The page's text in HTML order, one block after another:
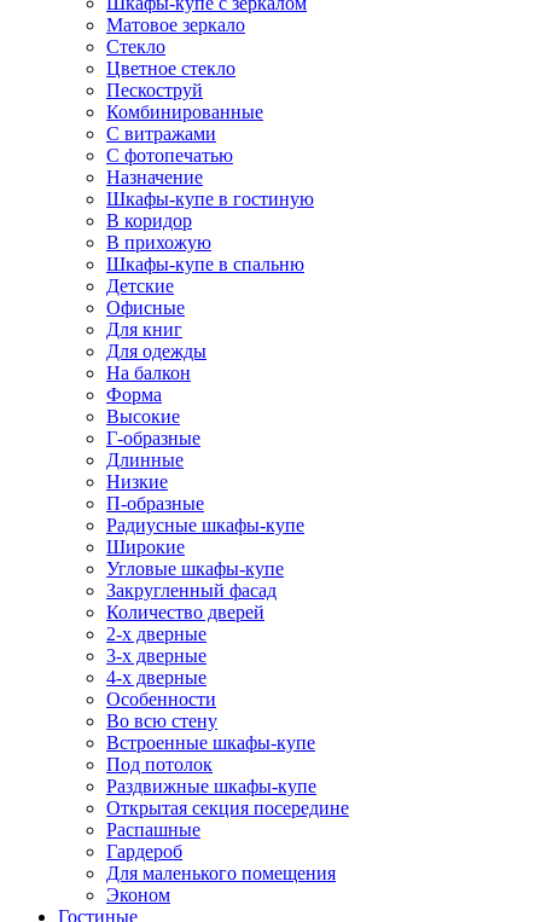
Матовое зеркало
Стекло
Цветное стекло
Пескоструй
Комбинированные
С витражами
С фотопечатью
Назначение
Шкафы-купе в гостиную
В коридор
В прихожую
Шкафы-купе в спальню
Детские
Офисные
Для книг
Для одежды
На балкон
Форма
Высокие
Г-образные
Длинные
Низкие
П-образные
Радиусные шкафы-купе
Широкие
Угловые шкафы-купе
Закругленный фасад
Количество дверей
2-х дверные
3-х дверные
4-х дверные
Особенности
Во всю стену
Встроенные шкафы-купе
Под потолок
Раздвижные шкафы-купе
Открытая секция посередине
Распашные
Гардероб
Для маленького помещения
Эконом
Гостиные